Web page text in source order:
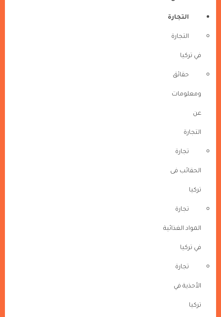
التجارة
التجارة
في تركيا
حقائق
ومعلومات
عن
التجارة
تجارة
الحقائب فى
تركيا
تجارة
المواد الغذائية
في تركيا
تجارة
الأحذية في
تركيا